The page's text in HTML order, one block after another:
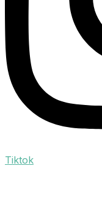
Tiktok